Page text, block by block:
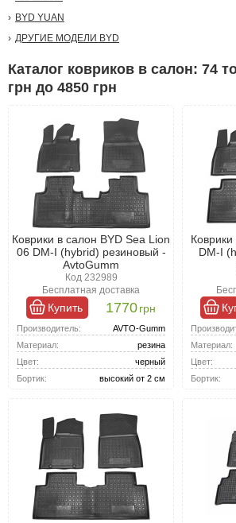
выбрать идеальные коврики для БИД . В
варианты обладают отличной
популярными, обеспечивая надежную
BYD YUAN
ДРУГИЕ МОДЕЛИ BYD
Каталог ковриков в салон: 74
грн до 4850 грн
Коврики в салон BYD Sea Lion
06 DM-I (hybrid) резиновый -
AvtoGumm
Код 232989
Бесплатная доставка
Купить 1770грн
Производитель:
AVTO-Gumm
Материал:
резина
Цвет:
черный
Бортик:
высокий от 2 см
Коврики
DM-I
Материал:
Цвет:
Бортик: